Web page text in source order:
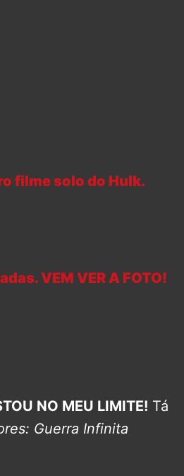
filme solo do Hulk.
VEM VER A FOTO!
NO MEU LIMITE! Tá
Guerra Infinita